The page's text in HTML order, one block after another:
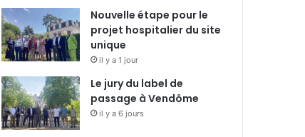
Nouvelle étape pour le
projet hospitalier du site
unique
il y a 1 jour
Le jury du label de
passage à Vendôme
il y a 6 jours